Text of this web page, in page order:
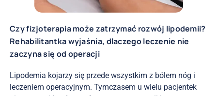
Czy fizjoterapia może zatrzymać rozwój lipodemii?
Rehabilitantka wyjaśnia, dlaczego leczenie nie
zaczyna się od operacji
Lipodemia kojarzy się przede wszystkim z bólem nóg i
leczeniem operacyjnym. Tymczasem u wielu pacjentek